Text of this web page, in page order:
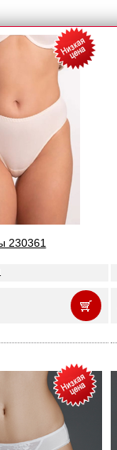
230361